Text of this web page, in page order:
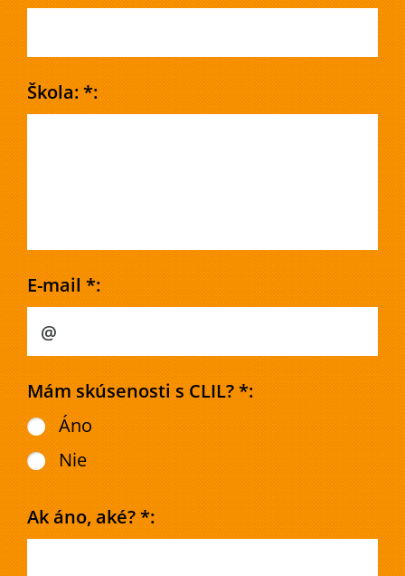
Škola: *:
E-mail *:
Mám skúsenosti s CLIL? *:
Áno
Nie
Ak áno, aké? *: